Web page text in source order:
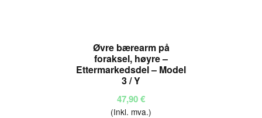
Øvre bærearm på
foraksel, høyre –
Ettermarkedsdel – Model
3 / Y
47,90€
(Inkl. mva.)